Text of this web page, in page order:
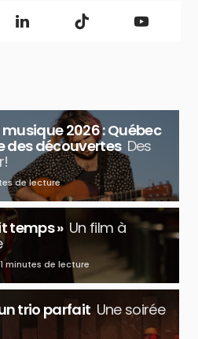
2026 : Québec
des découvertes Des
de lecture
temps » Un film à
1 minutes de lecture
trio parfait Une soirée